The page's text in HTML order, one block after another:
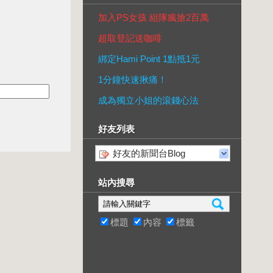
加入PS女孩 組隊瘋搶2百萬
超取登記送咖啡
綁定Hami Point 1點抵1元
1分鐘快速揪痛！
成為獨立小姐的滾錢心法
好友列表
好友的新聞台Blog
站內搜尋
標題 內容 標籤